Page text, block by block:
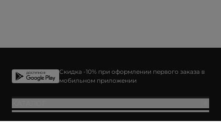
Скидка -10% при оформлении первого заказа в
мобильном приложении
ПОКУПАТЕЛЯМ